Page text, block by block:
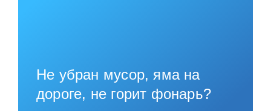
Не убран мусор, яма на
дороге, не горит фонарь?